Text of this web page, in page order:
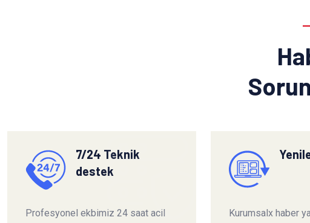
7/24 Teknik
destek
Profesyonel ekbimiz 24 saat acil
Kurumsalx haber